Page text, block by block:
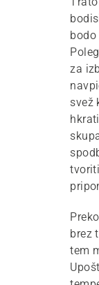
bodo
za
svež
brez
tem